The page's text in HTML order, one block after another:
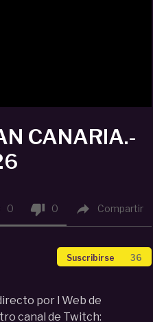
CANARIA.-
0  0  Compartir
Suscribirse 36
por l Web de
canal de Twitch: